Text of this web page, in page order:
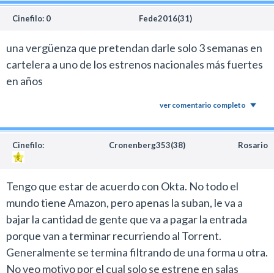
Cinefilo: 0 Fede2016(31)
una vergüenza que pretendan darle solo 3 semanas en
cartelera a uno de los estrenos nacionales más fuertes
en años
ver comentario completo
Cinefilo: Cronenberg353(38) Rosario
Tengo que estar de acuerdo con Okta. No todo el
mundo tiene Amazon, pero apenas la suban, le va a
bajar la cantidad de gente que va a pagar la entrada
porque van a terminar recurriendo al Torrent.
Generalmente se termina filtrando de una forma u otra.
No veo motivo por el cual solo se estrene en salas